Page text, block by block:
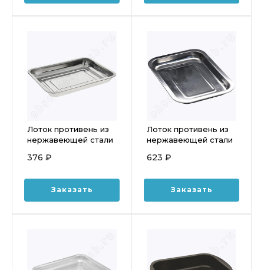
Лоток противень из
нержавеющей стали
Luxstahl кт164
376 ₽
Заказать
Лоток противень из
нержавеющей стали
Luxstahl кт341
623 ₽
Заказать